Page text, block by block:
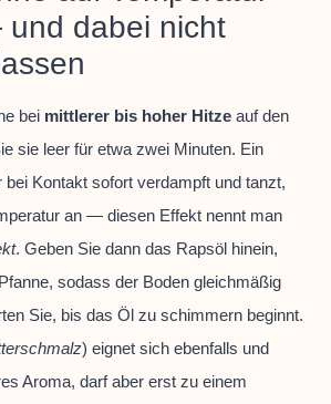
dabei nicht
bei mittlerer bis hoher Hitze auf den
sie leer für etwa zwei Minuten. Ein
bei Kontakt sofort verdampft und tanzt,
an — diesen Effekt nennt man
. Geben Sie dann das Rapsöl hinein,
sodass der Boden gleichmäßig
Sie, bis das Öl zu schimmern beginnt.
) eignet sich ebenfalls und
Aroma, darf aber erst zu einem